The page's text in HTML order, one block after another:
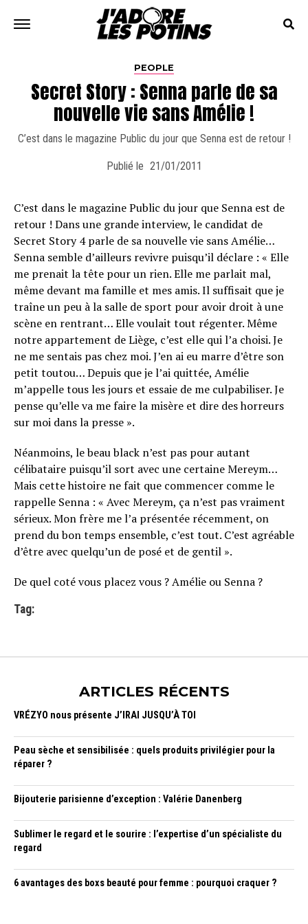
PEOPLE
Secret Story : Senna parle de sa
nouvelle vie sans Amélie !
C’est dans le magazine Public du jour que Senna est de retour !
Publié le 21/01/2011
C’est dans le magazine Public du jour que Senna est de
retour ! Dans une grande interview, le candidat de
Secret Story 4 parle de sa nouvelle vie sans Amélie…
Senna semble d’ailleurs revivre puisqu’il déclare : « Elle
me prenait la tête pour un rien. Elle me parlait mal,
même devant ma famille et mes amis. Il suffisait que je
traîne un peu à la salle de sport pour avoir droit à une
scène en rentrant… Elle voulait tout régenter. Même
notre appartement de Liège, c’est elle qui l’a choisi. Je
ne me sentais pas chez moi. J’en ai eu marre d’être son
petit toutou… Depuis que je l’ai quittée, Amélie
m’appelle tous les jours et essaie de me culpabiliser. Je
pense qu’elle va me faire la misère et dire des horreurs
sur moi dans la presse ».
Néanmoins, le beau black n’est pas pour autant
célibataire puisqu’il sort avec une certaine Mereym…
Mais cette histoire ne fait que commencer comme le
rappelle Senna : « Avec Mereym, ça n’est pas vraiment
sérieux. Mon frère me l’a présentée récemment, on
prend du bon temps ensemble, c’est tout. C’est agréable
d’être avec quelqu’un de posé et de gentil ».
De quel coté vous placez vous ? Amélie ou Senna ?
Tag:
ARTICLES RÉCENTS
VRÉZYO nous présente J’IRAI JUSQU’À TOI
Peau sèche et sensibilisée : quels produits privilégier pour la
réparer ?
Bijouterie parisienne d’exception : Valérie Danenberg
Sublimer le regard et le sourire : l’expertise d’un spécialiste du
regard
6 avantages des boxs beauté pour femme : pourquoi craquer ?